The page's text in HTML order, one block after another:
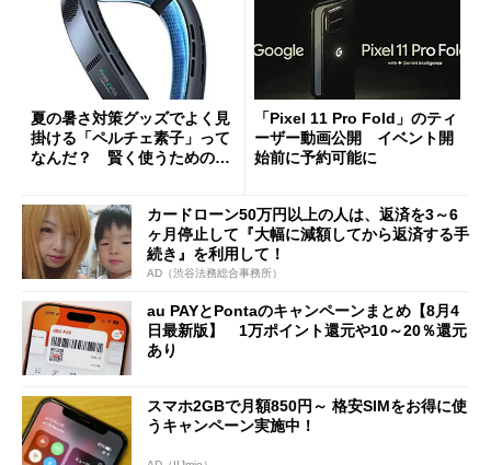
夏の暑さ対策グッズでよく見
掛ける「ペルチェ素子」って
なんだ？ 賢く使うための注
「Pixel 11 Pro Fold」のティ
ーザー動画公開 イベント開
始前に予約可能に
カードローン50万円以上の人は、返済を3～6
ヶ月停止して『大幅に減額してから返済する手
続き』を利用して！
AD（渋谷法務総合事務所）
au PAYとPontaのキャンペーンまとめ【8月4
日最新版】 1万ポイント還元や10～20％還元
あり
スマホ2GBで月額850円～ 格安SIMをお得に使
うキャンペーン実施中！